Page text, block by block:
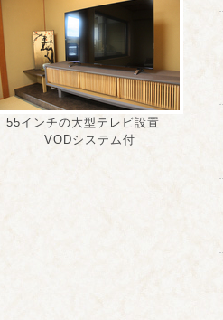
55インチの大型テレビ設置
VODシステム付